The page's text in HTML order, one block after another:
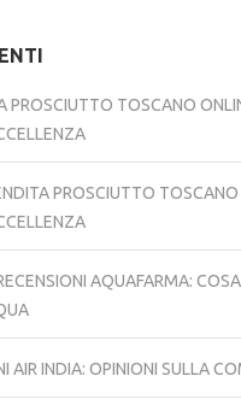
PROSCIUTTO TOSCANO
PROSCIUTTO TOSCANO
AQUAFARMA:
AIR INDIA: OPINIONI SULLA